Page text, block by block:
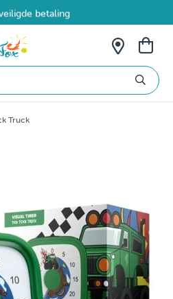
betaling
vanaf €69 in België
Truck